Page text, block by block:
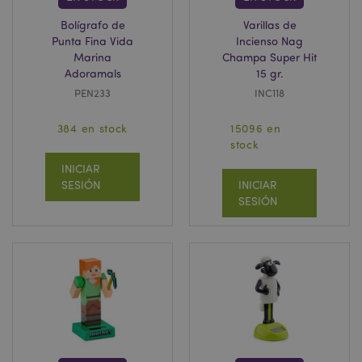
Bolígrafo de
Punta Fina Vida
Marina
Adoramals
PEN233
384 en stock
INICIAR
SESIÓN
Varillas de
Incienso Nag
Champa Super Hit
15 gr.
INC118
15096 en
stock
INICIAR
SESIÓN